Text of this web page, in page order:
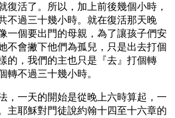
復活了。所以，加上前後幾個小時，
不過三十幾小時。就在復活那天晚
一個要出門的母親，為了讓孩子們安
不會撇下他們為孤兒，只是出去打個
的，我們的主也只是『去』打個轉
轉不過三十幾小時。
，一天的開始是從晚上六時算起，一
主耶穌對門徒說約翰十四至十六章的